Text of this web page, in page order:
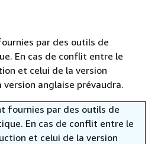
par des outils de
En cas de conflit entre le
et celui de la version
version anglaise prévaudra.
fournies par des outils de
En cas de conflit entre le
et celui de la version